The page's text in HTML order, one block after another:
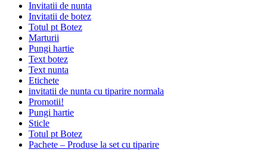
Invitatii de nunta
Invitatii de botez
Totul pt Botez
Marturii
Pungi hartie
Text botez
Text nunta
Etichete
invitatii de nunta cu tiparire normala
Promotii!
Pungi hartie
Sticle
Totul pt Botez
Pachete – Produse la set cu tiparire